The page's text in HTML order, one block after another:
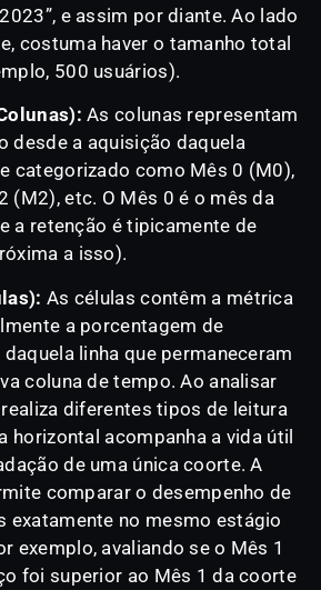
e assim por diante. Ao lado
costuma haver o tamanho total
500 usuários).
As colunas representam
desde a aquisição daquela
categorizado como Mês 0 (M0),
(M2), etc. O Mês 0 é o mês da
a retenção é tipicamente de
a isso).
As células contêm a métrica
a porcentagem de
linha que permaneceram
coluna de tempo. Ao analisar
diferentes tipos de leitura
horizontal acompanha a vida útil
de uma única coorte. A
comparar o desempenho de
exatamente no mesmo estágio
exemplo, avaliando se o Mês 1
foi superior ao Mês 1 da coorte